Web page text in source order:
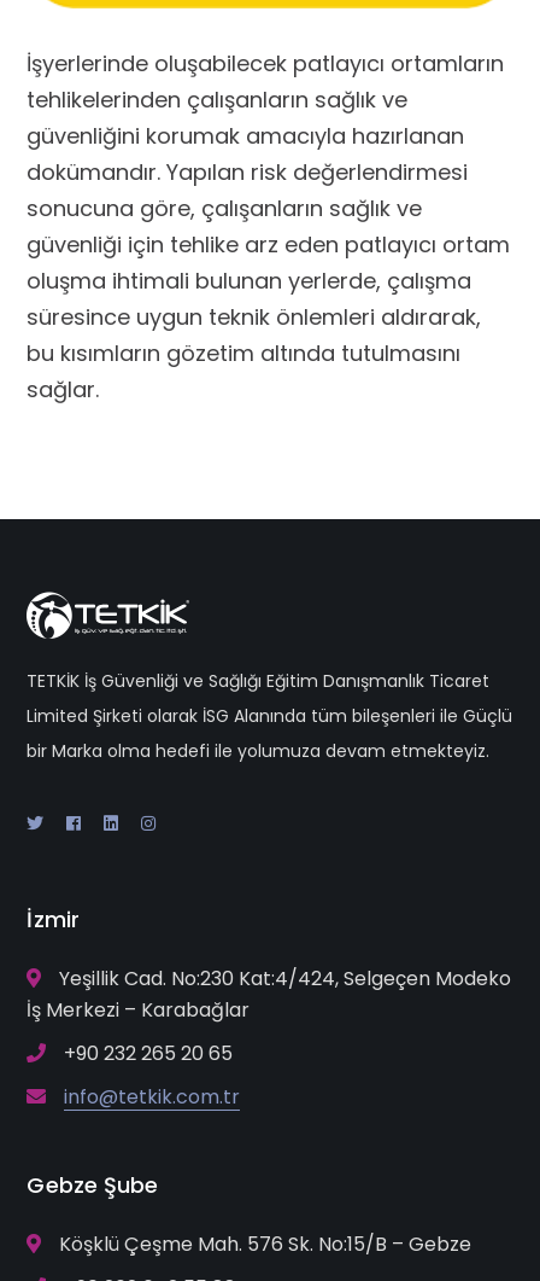
İşyerlerinde oluşabilecek patlayıcı ortamların
tehlikelerinden çalışanların sağlık ve
güvenliğini korumak amacıyla hazırlanan
dokümandır. Yapılan risk değerlendirmesi
sonucuna göre, çalışanların sağlık ve
güvenliği için tehlike arz eden patlayıcı ortam
oluşma ihtimali bulunan yerlerde, çalışma
süresince uygun teknik önlemleri aldırarak,
bu kısımların gözetim altında tutulmasını
sağlar.
TETKİK İş Güvenliği ve Sağlığı Eğitim Danışmanlık Ticaret
Limited Şirketi olarak İSG Alanında tüm bileşenleri ile Güçlü
bir Marka olma hedefi ile yolumuza devam etmekteyiz.
İzmir
Yeşillik Cad. No:230 Kat:4/424, Selgeçen Modeko
İş Merkezi – Karabağlar
+90 232 265 20 65
info@tetkik.com.tr
Gebze Şube
Köşklü Çeşme Mah. 576 Sk. No:15/B – Gebze